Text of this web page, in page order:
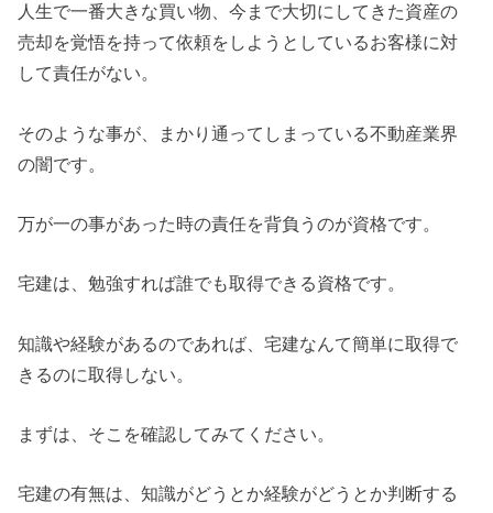
人生で一番大きな買い物、今まで大切にしてきた資産の
売却を覚悟を持って依頼をしようとしているお客様に対
して責任がない。
そのような事が、まかり通ってしまっている不動産業界
の闇です。
万が一の事があった時の責任を背負うのが資格です。
宅建は、勉強すれば誰でも取得できる資格です。
知識や経験があるのであれば、宅建なんて簡単に取得で
きるのに取得しない。
まずは、そこを確認してみてください。
宅建の有無は、知識がどうとか経験がどうとか判断する